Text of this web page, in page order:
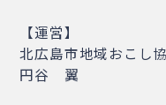
【運営】
北広島市地域おこし
円谷 翼